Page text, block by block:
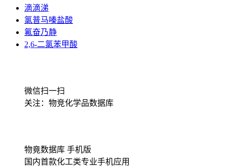
滴滴涕
氯普马嗪盐酸
氟奋乃静
2,6-二氯苯甲酸
微信扫一扫
关注：物竞化学品数据库
物竟数据库 手机版
国内首款化工类专业手机应用